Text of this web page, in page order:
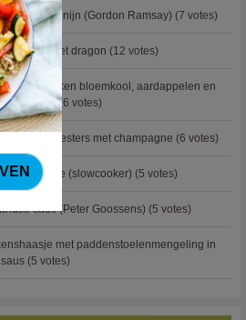
van konijn (Gordon Ramsay) (7 votes)
kip met dragon (12 votes)
met gebakken bloemkool, aardappelen en
Meus)(6 votes)
oesters met champagne (6 votes)
(slowcooker) (5 votes)
saus (Peter Goossens) (5 votes)
met paddenstoelenmengeling in
(5 votes)